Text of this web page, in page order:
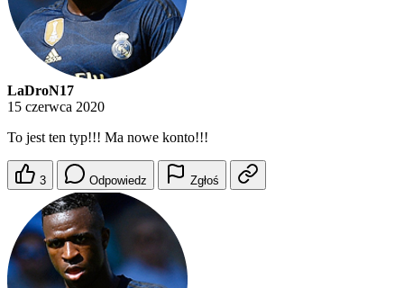
LaDroN17
15 czerwca 2020
To jest ten typ!!! Ma nowe konto!!!
3 Odpowiedz Zgłoś